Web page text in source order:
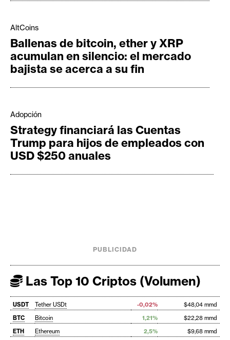
AltCoins
Ballenas de bitcoin, ether y XRP
acumulan en silencio: el mercado
bajista se acerca a su fin
Adopción
Strategy financiará las Cuentas
Trump para hijos de empleados con
USD $250 anuales
PUBLICIDAD
Las Top 10 Criptos (Volumen)
USDT Tether USDt -0,02%
$48,04 mmd
BTC
Bitcoin 1,21%
$22,28 mmd
ETH
Ethereum 2,5% $9,68 mmd